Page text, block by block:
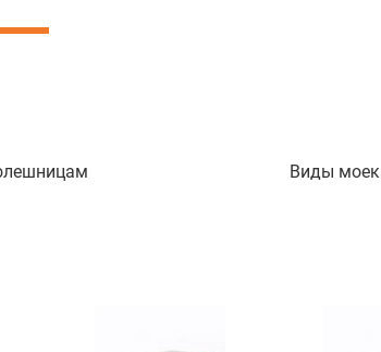
Виды моек